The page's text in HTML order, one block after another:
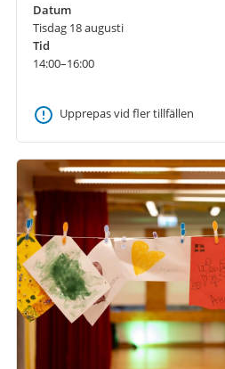
Datum
Tisdag 18 augusti
Tid
14:00–16:00
Upprepas vid fler tillfällen